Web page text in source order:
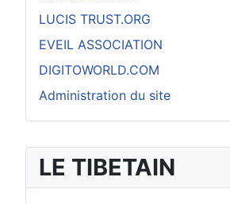
LE TIBETAIN
LUCIS TRUST.ORG
EVEIL ASSOCIATION
DIGITOWORLD.COM
Administration du site